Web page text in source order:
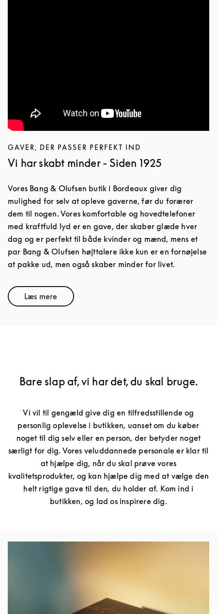
GAVER, DER PASSER PERFEKT IND
Vi har skabt minder - Siden 1925
Vores Bang & Olufsen butik i Bordeaux giver dig
mulighed for selv at opleve gaverne, før du forærer
dem til nogen. Vores komfortable og hovedtelefoner
med kraftfuld lyd er en gave, der skaber glæde hver
dag og er perfekt til både kvinder og mænd, mens et
par Bang & Olufsen højttalere ikke kun er en fornøjelse
at pakke ud, men også skaber minder for livet.
Læs mereLink Opens in New Tab
Bare slap af, vi har det, du skal bruge.
Vi vil til gengæld give dig en tilfredsstillende og
personlig oplevelse i butikken, uanset om du køber
noget til dig selv eller en person, der betyder noget
særligt for dig. Vores veluddannede personale er klar til
at hjælpe dig, når du skal prøve vores
kvalitetsprodukter, og kan hjælpe dig med at vælge den
helt rigtige gave til den, du holder af. Kom ind i
butikken, og lad os inspirere dig.